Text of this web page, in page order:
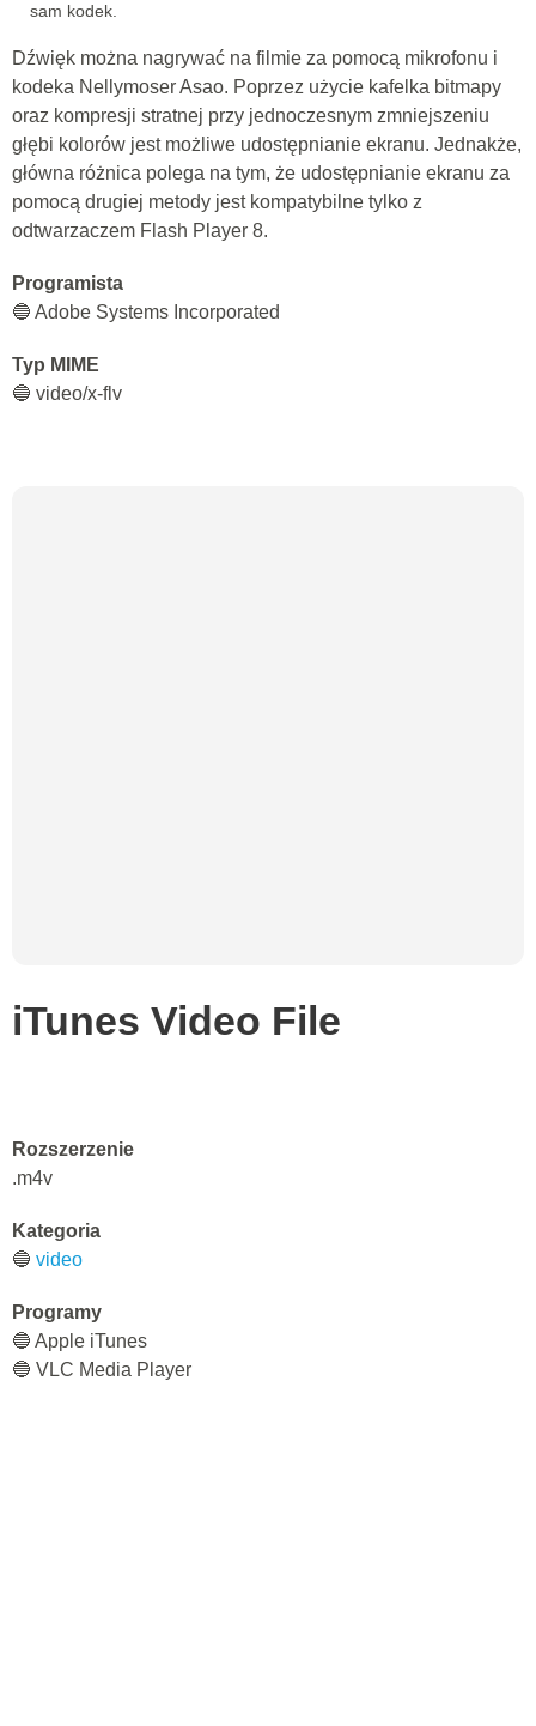
sam kodek.
Dźwięk można nagrywać na filmie za pomocą mikrofonu i
kodeka Nellymoser Asao. Poprzez użycie kafelka bitmapy
oraz kompresji stratnej przy jednoczesnym zmniejszeniu
głębi kolorów jest możliwe udostępnianie ekranu. Jednakże,
główna różnica polega na tym, że udostępnianie ekranu za
pomocą drugiej metody jest kompatybilne tylko z
odtwarzaczem Flash Player 8.
Programista
🔵 Adobe Systems Incorporated
Typ MIME
🔵 video/x-flv
iTunes Video File
Rozszerzenie
.m4v
Kategoria
🔵 video
Programy
🔵 Apple iTunes
🔵 VLC Media Player